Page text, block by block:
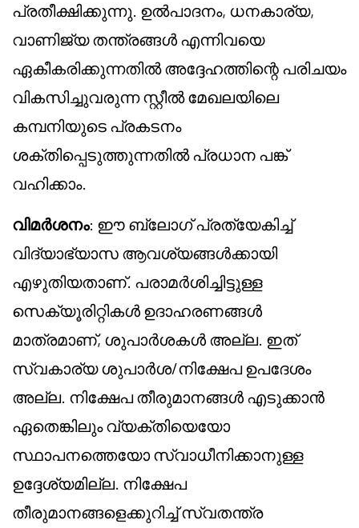
പ്രതീക്ഷിക്കുന്നു. ഉൽപാദനം, ധനകാര്യ,
വാണിജ്യ തന്ത്രങ്ങൾ എന്നിവയെ
ഏകീകരിക്കുന്നതിൽ അദ്ദേഹത്തിന്റെ പരിചയം
വികസിച്ചുവരുന്ന സ്റ്റീൽ മേഖലയിലെ
കമ്പനിയുടെ പ്രകടനം
ശക്തിപ്പെടുത്തുന്നതിൽ പ്രധാന പങ്ക്
വഹിക്കാം.
വിമർശനം: ഈ ബ്ലോഗ് പ്രത്യേകിച്ച്
വിദ്യാഭ്യാസ ആവശ്യങ്ങൾക്കായി
എഴുതിയതാണ്. പരാമർശിച്ചിട്ടുള്ള
സെക്യൂരിറ്റികൾ ഉദാഹരണങ്ങൾ
മാത്രമാണ്, ശുപാർശകൾ അല്ല. ഇത്
സ്വകാര്യ ശുപാർശ/നിക്ഷേപ ഉപദേശം
അല്ല. നിക്ഷേപ തീരുമാനങ്ങൾ എടുക്കാൻ
ഏതെങ്കിലും വ്യക്തിയെയോ
സ്ഥാപനത്തെയോ സ്വാധീനിക്കാനുള്ള
ഉദ്ദേശ്യമില്ല. നിക്ഷേപ
തീരുമാനങ്ങളെക്കുറിച്ച് സ്വതന്ത്ര